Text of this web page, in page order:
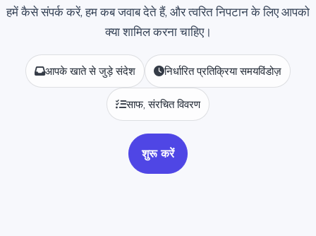
हमें कैसे संपर्क करें, हम कब जवाब देते हैं, और त्वरित निपटान के लिए आपको
क्या शामिल करना चाहिए।
आपके खाते से जुड़े संदेश निर्धारित प्रतिक्रिया समयविंडोज़
साफ, संरचित विवरण
शुरू करें